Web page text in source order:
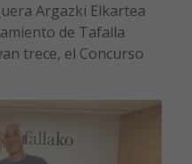
Argazki Elkartea
de Tafalla
trece, el Concurso